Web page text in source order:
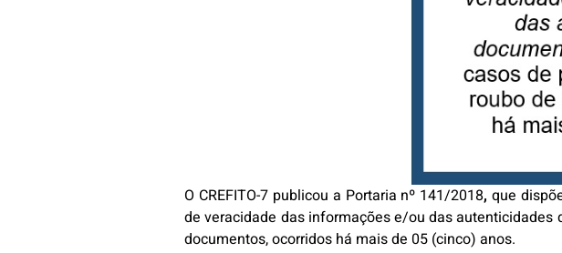
O CREFITO-7 publicou a Portaria nº 141/2018, que
de veracidade das informações e/ou das autenticidades
documentos, ocorridos há mais de 05 (cinco) anos.